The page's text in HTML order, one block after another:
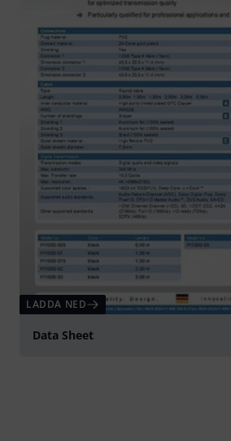
LADDA NED
Data Sheet